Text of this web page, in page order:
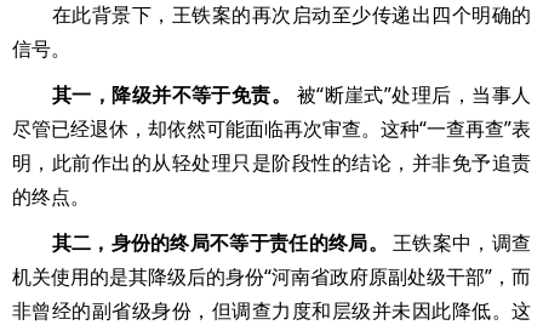
在此背景下，王铁案的再次启动至少传递出四个明确的
信号。
其一，降级并不等于免责。
被“断崖式”处理后，当事人
尽管已经退休，却依然可能面临再次审查。这种“一查再查”表
明，此前作出的从轻处理只是阶段性的结论，并非免予追责
的终点。
其二，身份的终局不等于责任的终局。
王铁案中，调查
机关使用的是其降级后的身份“河南省政府原副处级干部”，而
非曾经的副省级身份，但调查力度和层级并未因此降低。这